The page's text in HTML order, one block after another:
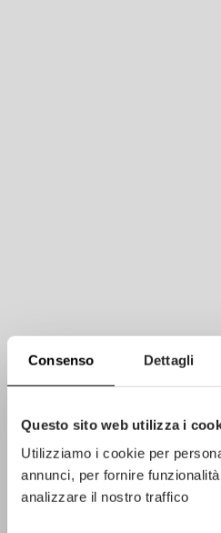
Consenso Dettagli
Questo sito web utilizza i
Utilizziamo i cookie per
annunci, per fornire
analizzare il nostro traffico